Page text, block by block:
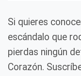
Si quieres
escándalo que
pierdas ningún
Corazón.